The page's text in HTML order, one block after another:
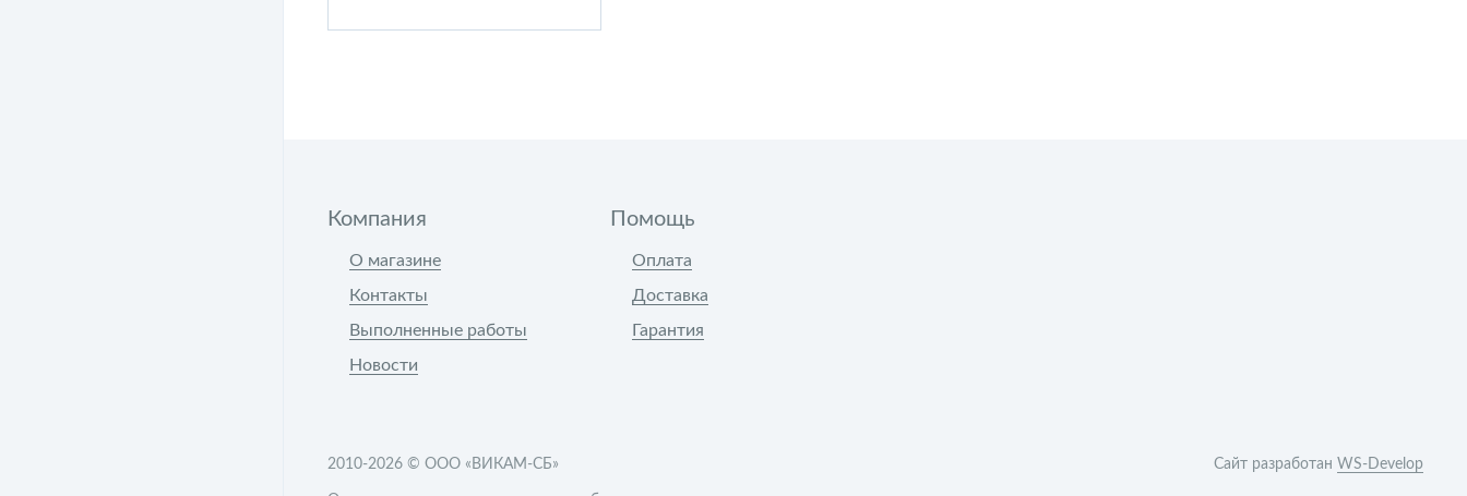
Компания
О магазине
Контакты
Выполненные работы
Новости
Помощь
Оплата
Доставка
Гарантия
2010-2026 © ООО «ВИКАМ-СБ» Сайт разработан WS-Develop